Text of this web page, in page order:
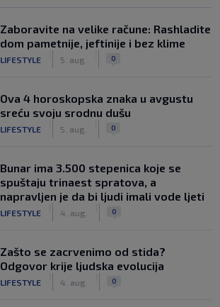
Zaboravite na velike račune: Rashladite
dom pametnije, jeftinije i bez klime
LIFESTYLE 5. aug. 0
Ova 4 horoskopska znaka u avgustu
sreću svoju srodnu dušu
LIFESTYLE 5. aug. 0
Bunar imа 3.500 stepenica koje se
spuštaju trinaest spratova, a
napravljen je da bi ljudi imali vode ljeti
LIFESTYLE 4. aug. 0
Zašto se zacrvenimo od stida?
Odgovor krije ljudska evolucija
LIFESTYLE 4. aug. 0